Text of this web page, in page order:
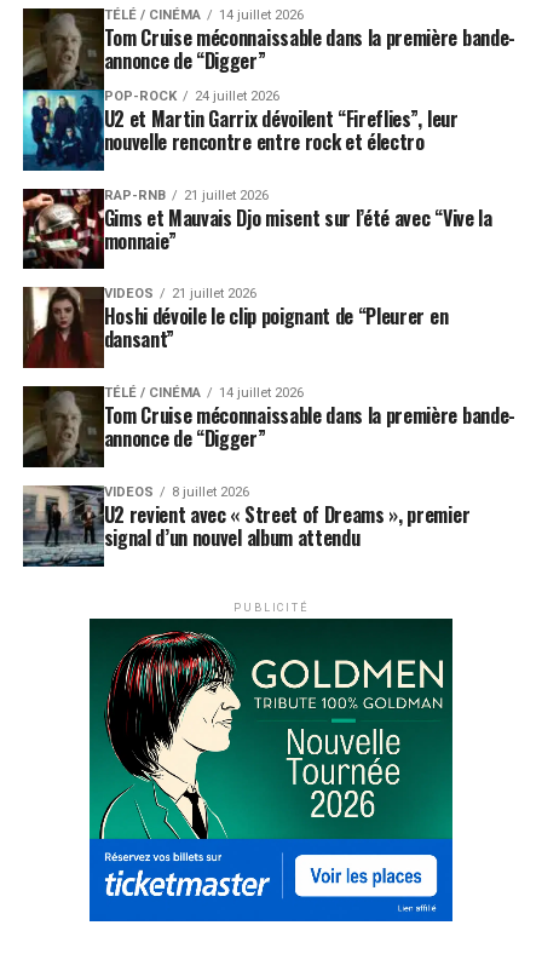
TÉLÉ / CINÉMA 14 juillet 2026
Tom Cruise méconnaissable dans la première bande-
annonce de “Digger”
POP-ROCK 24 juillet 2026
U2 et Martin Garrix dévoilent “Fireflies”, leur
nouvelle rencontre entre rock et électro
RAP-RNB 21 juillet 2026
Gims et Mauvais Djo misent sur l’été avec “Vive la
monnaie”
VIDEOS 21 juillet 2026
Hoshi dévoile le clip poignant de “Pleurer en
dansant”
TÉLÉ / CINÉMA 14 juillet 2026
Tom Cruise méconnaissable dans la première bande-
annonce de “Digger”
VIDEOS 8 juillet 2026
U2 revient avec « Street of Dreams », premier
signal d’un nouvel album attendu
PUBLICITÉ